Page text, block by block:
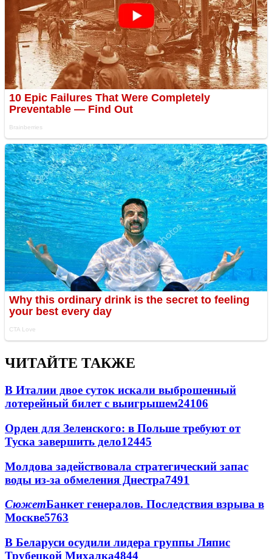
ЧИТАЙТЕ ТАКЖЕ
В Италии двое суток искали выброшенный
лотерейный билет с выигрышем24106
Орден для Зеленского: в Польше требуют от
Туска завершить дело12445
Молдова задействовала стратегический запас
воды из-за обмеления Днестра7491
СюжетБанкет генералов. Последствия взрыва в
Москве5763
В Беларуси осудили лидера группы Ляпис
Трубецкой Михалка4844